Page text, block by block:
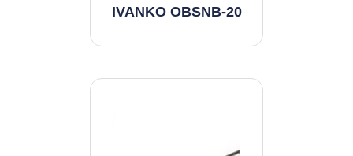
IVANKO OBSNB-20